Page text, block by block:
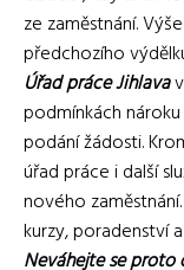
ze zaměstnání.
předchozího
Úřad práce Jihlava
podmínkách
podání žádosti.
úřad práce i další
nového
kurzy, poradenství
Neváhejte se